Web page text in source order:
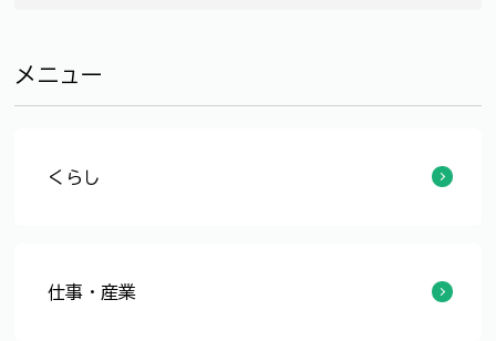
メニュー
くらし
仕事・産業